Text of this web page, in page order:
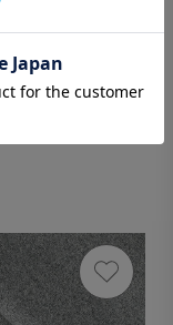
生地ID :N-5968-6
￥12,300